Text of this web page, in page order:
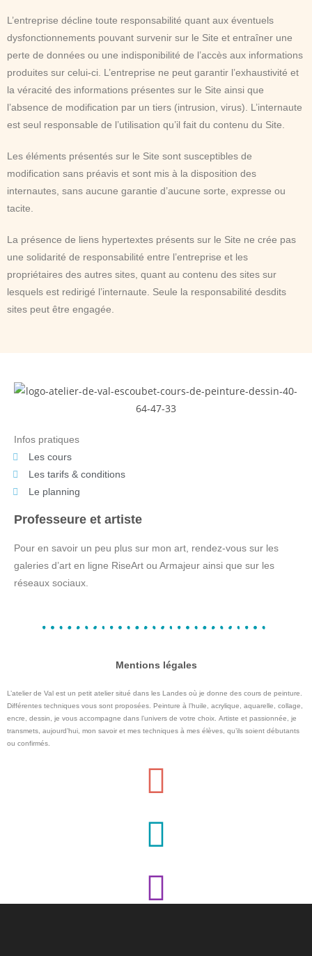
L’entreprise décline toute responsabilité quant aux éventuels
dysfonctionnements pouvant survenir sur le Site et entraîner une
perte de données ou une indisponibilité de l’accès aux informations
produites sur celui-ci. L’entreprise ne peut garantir l’exhaustivité et
la véracité des informations présentes sur le Site ainsi que
l’absence de modification par un tiers (intrusion, virus). L’internaute
est seul responsable de l’utilisation qu’il fait du contenu du Site.
Les éléments présentés sur le Site sont susceptibles de
modification sans préavis et sont mis à la disposition des
internautes, sans aucune garantie d’aucune sorte, expresse ou
tacite.
La présence de liens hypertextes présents sur le Site ne crée pas
une solidarité de responsabilité entre l’entreprise et les
propriétaires des autres sites, quant au contenu des sites sur
lesquels est redirigé l’internaute. Seule la responsabilité desdits
sites peut être engagée.
Infos pratiques
Les cours
Les tarifs & conditions
Le planning
Professeure et artiste
Pour en savoir un peu plus sur mon art, rendez-vous sur les
galeries d’art en ligne RiseArt ou Armajeur ainsi que sur les
réseaux sociaux.
Mentions légales
L’atelier de Val est un petit atelier situé dans les Landes où je donne des cours de peinture.
Différentes techniques vous sont proposées. Peinture à l’huile, acrylique, aquarelle, collage,
encre, dessin, je vous accompagne dans l’univers de votre choix. Artiste et passionnée, je
transmets, aujourd’hui, mon savoir et mes techniques à mes élèves, qu’ils soient débutants
ou confirmés.